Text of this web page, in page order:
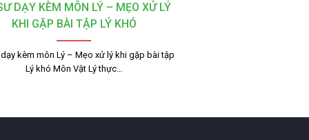
DẠY KÈM MÔN LÝ – MẸO XỬ LÝ
KHI GẶP BÀI TẬP LÝ KHÓ
kèm môn Lý – Mẹo xử lý khi gặp bài tập
Lý khó Môn Vật Lý thực…